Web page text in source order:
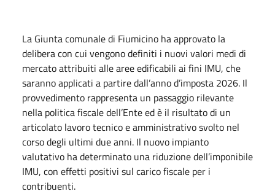
La Giunta comunale di Fiumicino ha approvato la
delibera con cui vengono definiti i nuovi valori medi di
mercato attribuiti alle aree edificabili ai fini IMU, che
saranno applicati a partire dall’anno d’imposta 2026. Il
provvedimento rappresenta un passaggio rilevante
nella politica fiscale dell’Ente ed è il risultato di un
articolato lavoro tecnico e amministrativo svolto nel
corso degli ultimi due anni. Il nuovo impianto
valutativo ha determinato una riduzione dell’imponibile
IMU, con effetti positivi sul carico fiscale per i
contribuenti.